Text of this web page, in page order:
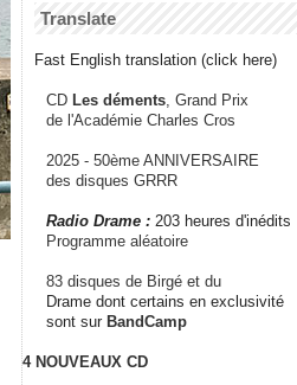
Translate
Fast English translation (click here)
CD Les déments , Grand Prix
de l'Académie Charles Cros
2025 - 50ème ANNIVERSAIRE
des disques GRRR
Radio Drame : 203 heures d'inédits
Programme aléatoire
83 disques de Birgé et du
Drame dont certains en exclusivité
sont sur BandCamp
4 NOUVEAUX CD